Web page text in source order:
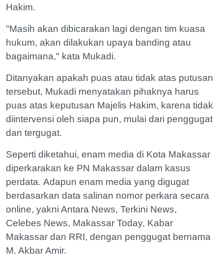
Hakim.
"Masih akan dibicarakan lagi dengan tim kuasa
hukum, akan dilakukan upaya banding atau
bagaimana," kata Mukadi.
Ditanyakan apakah puas atau tidak atas putusan
tersebut, Mukadi menyatakan pihaknya harus
puas atas keputusan Majelis Hakim, karena tidak
diintervensi oleh siapa pun, mulai dari penggugat
dan tergugat.
Seperti diketahui, enam media di Kota Makassar
diperkarakan ke PN Makassar dalam kasus
perdata. Adapun enam media yang digugat
berdasarkan data salinan nomor perkara secara
online, yakni Antara News, Terkini News,
Celebes News, Makassar Today, Kabar
Makassar dan RRI, dengan penggugat bernama
M. Akbar Amir.